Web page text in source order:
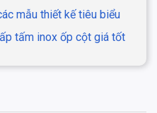
mẫu thiết kế tiêu biểu
tấm inox ốp cột giá tốt